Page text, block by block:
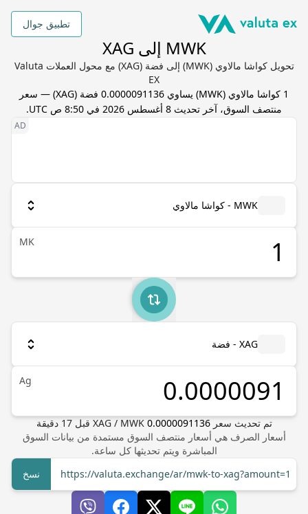
تطبيق جوال
MWK إلى XAG
تحويل كواشا مالاوي (MWK) إلى فضة (XAG) مع محول العملات Valuta
EX
1 كواشا مالاوي (
MWK) يساوي 0.0000091136 فضة (
XAG) — سعر
منتصف السوق، آخر تحديث 8 أغسطس 2026 في 8:50 ص UTC .
MWK - كواشا مالاوي
MK
XAG - فضة
Ag
تم تحديث سعر XAG/ MWK 0.0000091136 قبل17 دقيقة
أسعار الصرف هي أسعار منتصف السوق مستمدة من بيانات السوق
المباشرة ويتم تحديثها كل ساعة.
https://valuta.exchange/ar/mwk-to-xag?amount=1
نسخ